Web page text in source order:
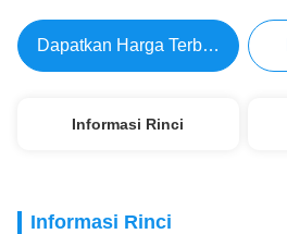
Dapatkan Harga Terbaik
Informasi Rinci
Informasi Rinci